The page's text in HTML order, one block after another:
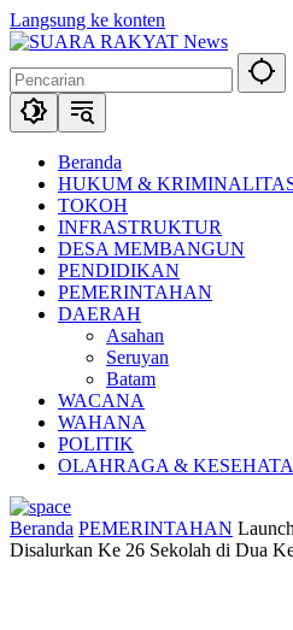
Langsung ke konten
Beranda
HUKUM &
TOKOH
INFRASTRUKTUR
DESA MEMBANGUN
PENDIDIKAN
PEMERINTAHAN
DAERAH
Asahan
Seruyan
Batam
WACANA
WAHANA
POLITIK
OLAHRAGA &
Beranda PEMERINTAHAN
Disalurkan Ke 26 Sekolah di Dua